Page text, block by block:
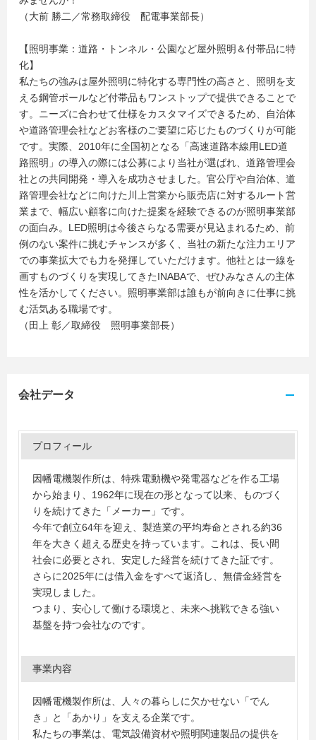
（大前 勝二／常務取締役 配電事業部長）
【照明事業：道路・トンネル・公園など屋外照明＆付帯品に特
化】
私たちの強みは屋外照明に特化する専門性の高さと、照明を支
える鋼管ポールなど付帯品もワンストップで提供できることで
す。ニーズに合わせて仕様をカスタマイズできるため、自治体
や道路管理会社などお客様のご要望に応じたものづくりが可能
です。実際、2010年に全国初となる「高速道路本線用LED道
路照明」の導入の際には公募により当社が選ばれ、道路管理会
社との共同開発・導入を成功させました。官公庁や自治体、道
路管理会社などに向けた川上営業から販売店に対するルート営
業まで、幅広い顧客に向けた提案を経験できるのが照明事業部
の面白み。LED照明は今後さらなる需要が見込まれるため、前
例のない案件に挑むチャンスが多く、当社の新たな注力エリア
での事業拡大でも力を発揮していただけます。他社とは一線を
画すものづくりを実現してきたINABAで、ぜひみなさんの主体
性を活かしてください。照明事業部は誰もが前向きに仕事に挑
む活気ある職場です。
（田上 彰／取締役 照明事業部長）
会社データ
プロフィール
因幡電機製作所は、特殊電動機や発電器などを作る工場
から始まり、1962年に現在の形となって以来、ものづく
りを続けてきた「メーカー」です。
今年で創立64年を迎え、製造業の平均寿命とされる約36
年を大きく超える歴史を持っています。これは、長い間
社会に必要とされ、安定した経営を続けてきた証です。
さらに2025年には借入金をすべて返済し、無借金経営を
実現しました。
つまり、安心して働ける環境と、未来へ挑戦できる強い
基盤を持つ会社なのです。
事業内容
因幡電機製作所は、人々の暮らしに欠かせない「でん
き」と「あかり」を支える企業です。
私たちの事業は、電気設備資材や照明関連製品の提供を